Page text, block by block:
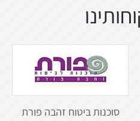
סוכנות ביטוח זהבה פורת